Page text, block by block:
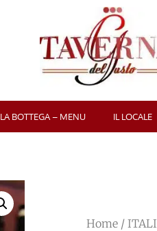
LA BOTTEGA – MENU IL LOCALE
Home /